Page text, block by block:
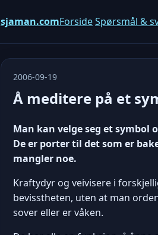
sjaman.comForsideSpørsmål &
2006-09-19
Å meditere på et
Man kan velge seg et symbol
De er porter til det som er
mangler noe.
Kraftydyr og veivisere i
bevisstheten, uten at man
sover eller er våken.